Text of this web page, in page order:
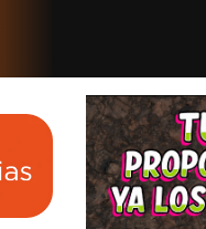
$25 millones por